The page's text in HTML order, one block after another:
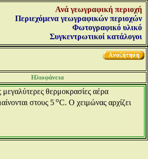
Ανά γεωγραφική περιοχή
Περιεχόμενα γεωγραφικών περιοχών
Φωτογραφικό υλικό
Συγκεντρωτικοί κατάλογοι
Ηλιοφάνεια
θερμοκρασίες αέρα
στους 5 οC. Ο χειμώνας αρχίζει